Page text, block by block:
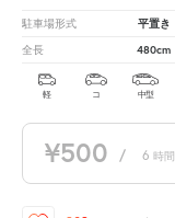
駐車場形式 平置き
全長 480cm
軽 コ 中型
¥500 / 6 時間